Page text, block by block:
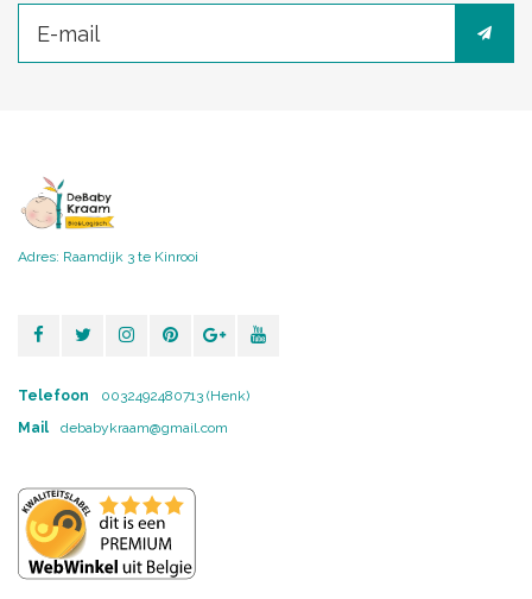
Adres: Raamdijk 3 te Kinrooi
Telefoon
0032492480713 (Henk)
Mail
debabykraam@gmail.com